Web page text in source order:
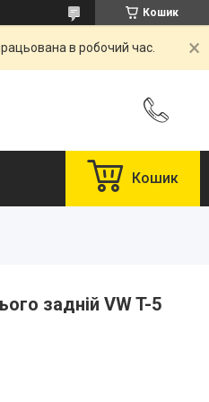
Кошик
в робочий час.
Кошик
задній VW T-5